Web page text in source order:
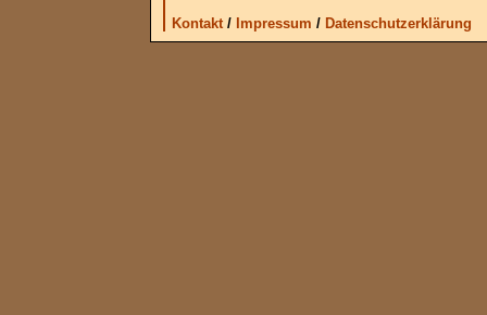
Kontakt/ Impressum / Datenschutzerklärung